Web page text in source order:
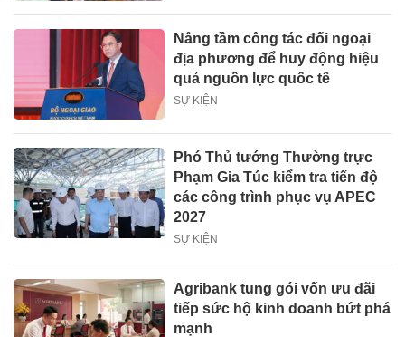
Nâng tầm công tác đối ngoại
địa phương để huy động hiệu
quả nguồn lực quốc tế
SỰ KIỆN
Phó Thủ tướng Thường trực
Phạm Gia Túc kiểm tra tiến độ
các công trình phục vụ APEC
2027
SỰ KIỆN
Agribank tung gói vốn ưu đãi
tiếp sức hộ kinh doanh bứt phá
mạnh